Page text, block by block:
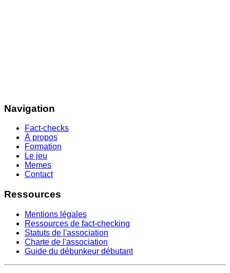
Navigation
Fact-checks
À propos
Formation
Le jeu
Memes
Contact
Ressources
Mentions légales
Ressources de fact-checking
Statuts de l'association
Charte de l'association
Guide du débunkeur débutant